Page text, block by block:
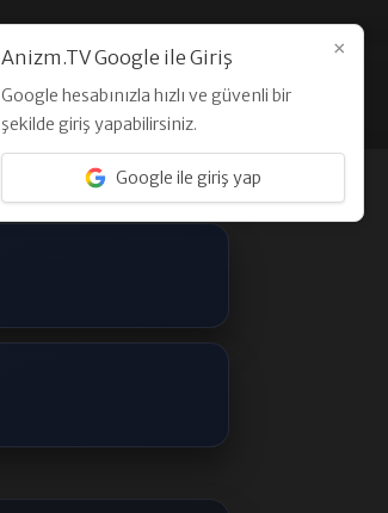
Üye Ol Giriş Yap
×
Anizm.TV Google ile Giriş
Google hesabınızla hızlı ve güvenli bir
şekilde giriş yapabilirsiniz.
Google ile giriş yap